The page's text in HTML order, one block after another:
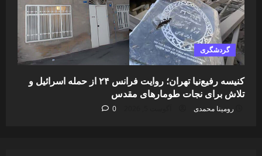
گردشگری
کنیسه رفیع‌نیا تهران؛ روایت فرانس ۲۴ از حمله اسرائیل و
تلاش برای نجات طومارهای مقدس
رومینا محمدی 0